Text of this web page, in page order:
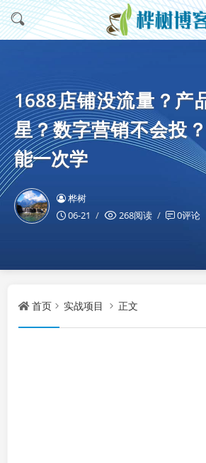
1688店铺没流量？产
星？数字营销不会投
能一次学
桦树
06-21
268阅读 0评论
首页 实战项目 正文